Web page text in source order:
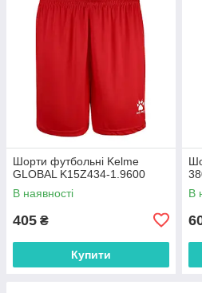
Шорти футбольні Kelme
GLOBAL K15Z434-1.9600
В наявності
405 ₴
Купити
В